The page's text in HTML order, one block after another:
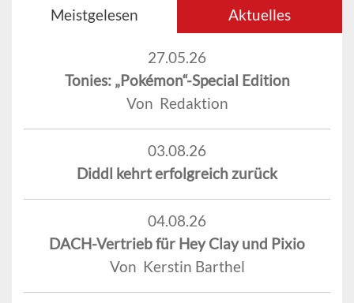
Meistgelesen Aktuelles
27.05.26
Tonies: „Pokémon“-Special Edition
Von Redaktion
03.08.26
Diddl kehrt erfolgreich zurück
04.08.26
DACH-Vertrieb für Hey Clay und Pixio
Von Kerstin Barthel